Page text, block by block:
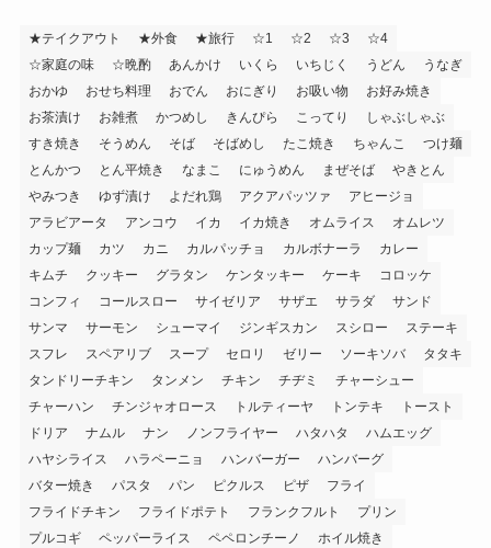
★テイクアウト ★外食 ★旅行 ☆1 ☆2 ☆3
☆4
☆家庭の味
☆晩酌 あんかけ いくら いちじく うどん
うなぎ
おかゆ
おせち料理 おでん おにぎり お吸い物
お好み焼き
お茶漬け
お雑煮 かつめし きんぴら こってり
しゃぶしゃぶ
すき焼き
そうめん そば そばめし たこ焼き ちゃんこ
つけ麺
とんかつ
とん平焼き なまこ にゅうめん まぜそば
やきとん
やみつき
ゆず漬け よだれ鶏 アクアパッツァ
アヒージョ
アラビアータ
アンコウ イカ イカ焼き オムライス
オムレツ
カップ麺
カツ カニ カルパッチョ カルボナーラ
カレー
キムチ
クッキー グラタン ケンタッキー ケーキ
コロッケ
コンフィ
コールスロー サイゼリア サザエ サラダ
サンド
サンマ
サーモン シューマイ ジンギスカン スシロー
ステーキ
スフレ
スペアリブ スープ セロリ ゼリー ソーキソバ
タタキ
タンドリーチキン
タンメン チキン チヂミ
チャーシュー
チャーハン
チンジャオロース トルティーヤ トンテキ
トースト
ドリア
ナムル ナン ノンフライヤー ハタハタ
ハムエッグ
ハヤシライス
ハラペーニョ ハンバーガー
ハンバーグ
バター焼き
パスタ パン ピクルス ピザ
フライ
フライドチキン
フライドポテト フランクフルト
プリン
プルコギ
ペッパーライス ペペロンチーノ
ホイル焼き